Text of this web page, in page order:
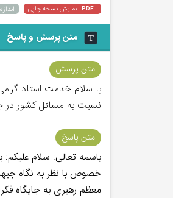
PDF نمایش نسخه چاپی
متن پرسش و پاسخ
متن پرسش
نسبت به مسائل کشور در
متن پاسخ
خصوص با نظر به نگاه
معظم رهبری به جایگاه